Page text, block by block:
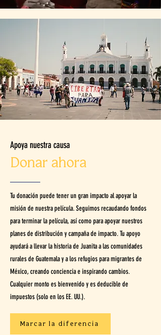
Apoya nuestra causa
Donar ahora
Tu donación puede tener un gran impacto al apoyar la
misión de nuestra película. Seguimos recaudando fondos
para terminar la película, así como para apoyar nuestros
planes de distribución y campaña de impacto. Tu apoyo
ayudará a llevar la historia de Juanita a las comunidades
rurales de Guatemala y a los refugios para migrantes de
México, creando conciencia e inspirando cambios.
Cualquier monto es bienvenido y es deducible de
impuestos (solo en los EE. UU.).
Marcar la diferencia